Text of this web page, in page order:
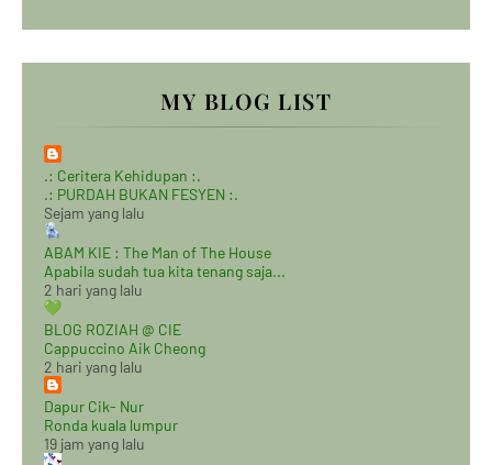
MY BLOG LIST
.: Ceritera Kehidupan :.
.: PURDAH BUKAN FESYEN :.
Sejam yang lalu
ABAM KIE : The Man of The House
Apabila sudah tua kita tenang saja...
2 hari yang lalu
BLOG ROZIAH @ CIE
Cappuccino Aik Cheong
2 hari yang lalu
Dapur Cik- Nur
Ronda kuala lumpur
19 jam yang lalu